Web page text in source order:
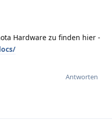
Hardware zu finden hier -
Antworten